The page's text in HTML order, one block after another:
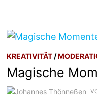
KREATIVITÄT /
Magische